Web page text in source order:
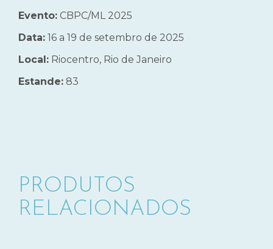
Evento: CBPC/ML 2025
Data: 16 a 19 de setembro de 2025
Local: Riocentro, Rio de Janeiro
Estande: 83
PRODUTOS
RELACIONADOS